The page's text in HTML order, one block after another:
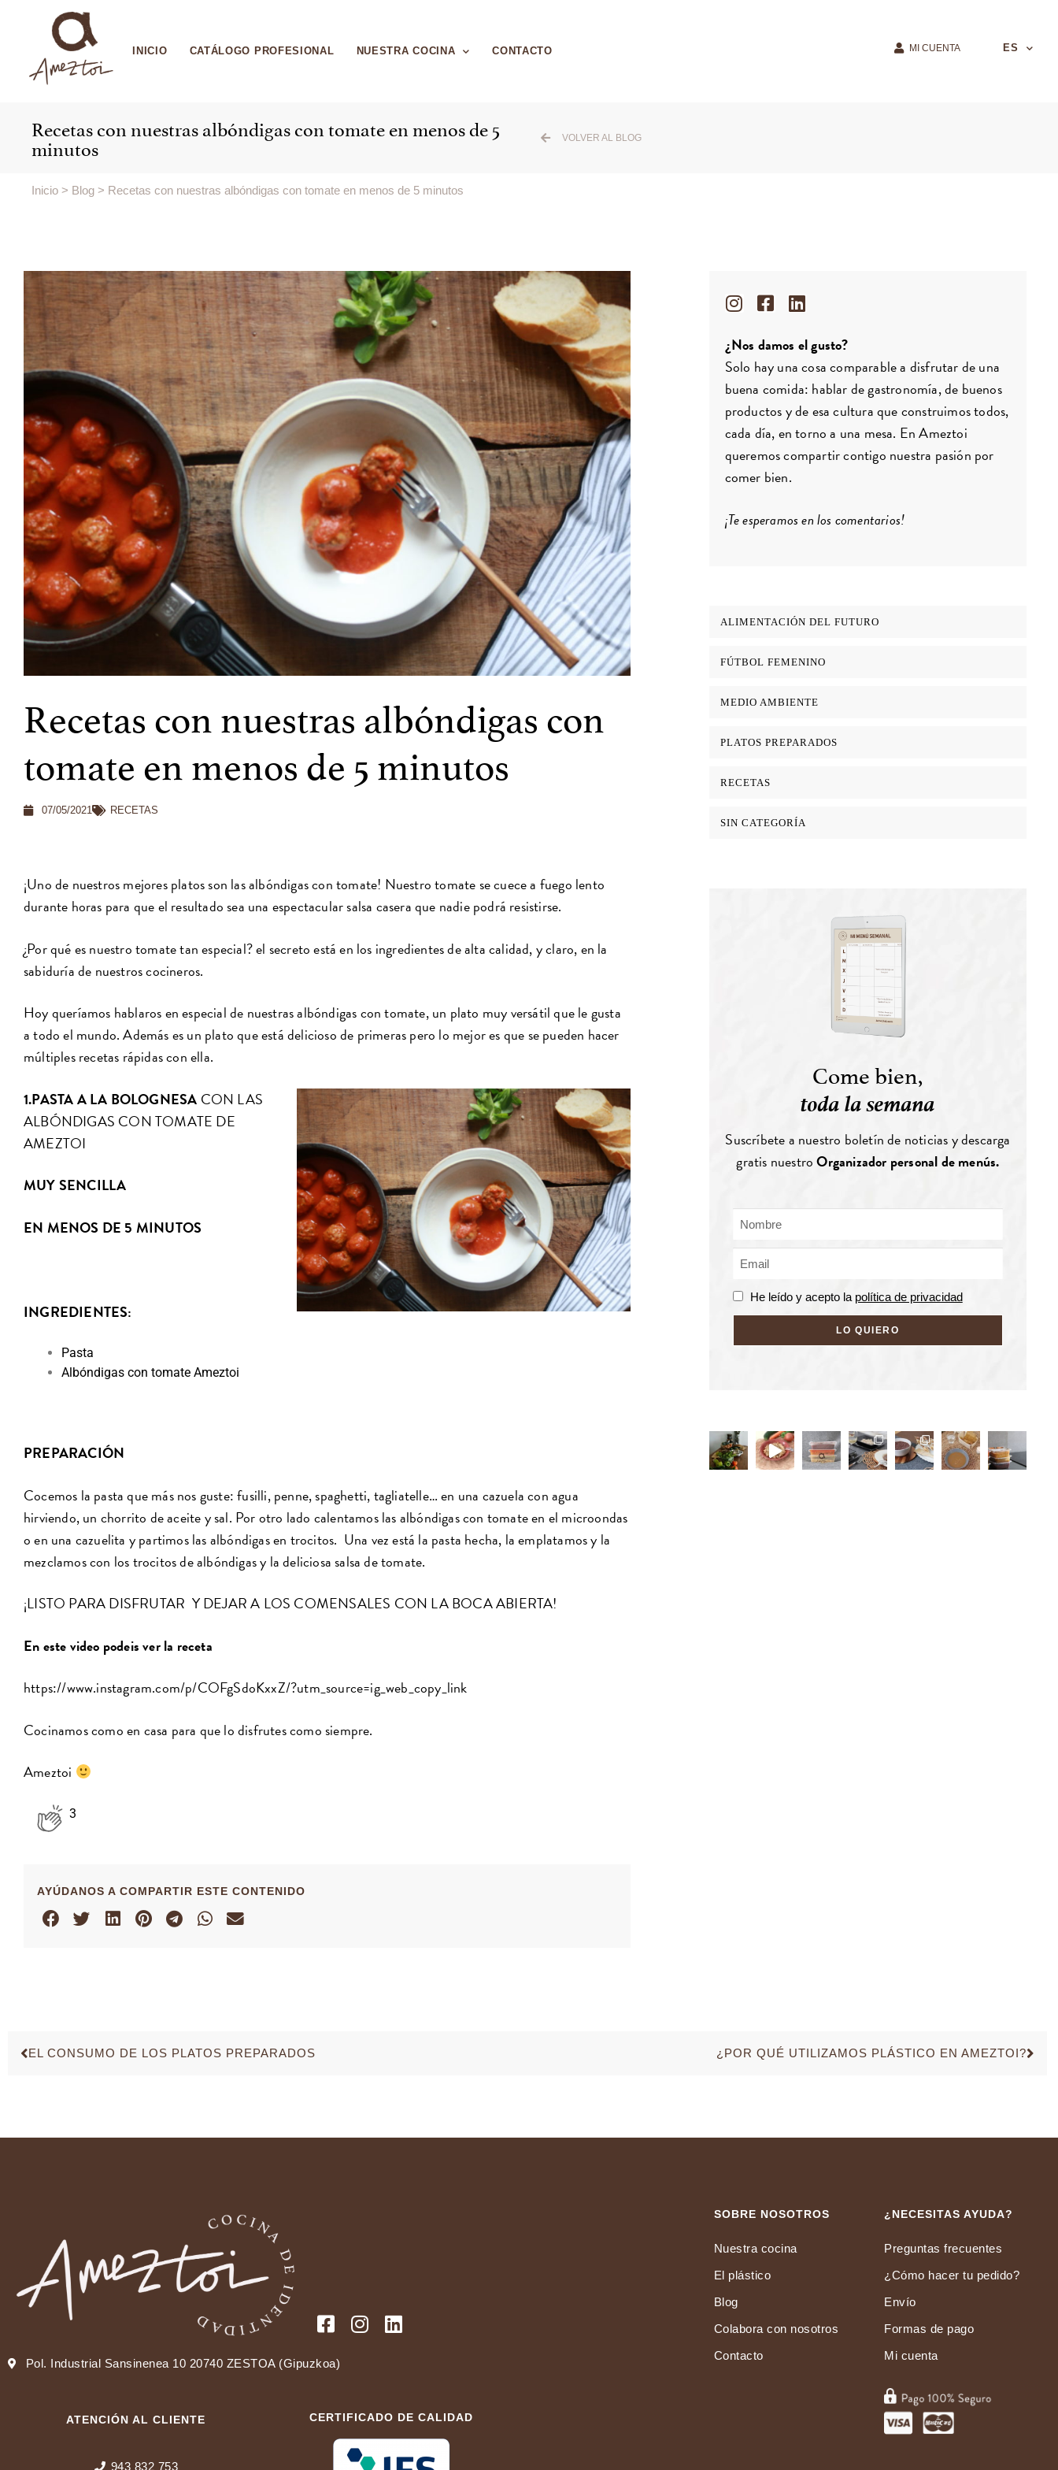
INICIO CATÁLOGO PROFESIONAL NUESTRA COCINA CONTACTO MI CUENTA ES
Recetas con nuestras albóndigas con tomate en menos de 5
minutos VOLVER AL BLOG
Inicio > Blog > Recetas con nuestras albóndigas con tomate en menos de 5 minutos
Recetas con nuestras albóndigas con
tomate en menos de 5 minutos
07/05/2021 RECETAS
¡Uno de nuestros mejores platos son las albóndigas con tomate! Nuestro tomate se cuece a fuego lento
durante horas para que el resultado sea una espectacular salsa casera que nadie podrá resistirse.
¿Por qué es nuestro tomate tan especial? el secreto está en los ingredientes de alta calidad, y claro, en la
sabiduría de nuestros cocineros.
Hoy queríamos hablaros en especial de nuestras albóndigas con tomate, un plato muy versátil que le gusta
a todo el mundo. Además es un plato que está delicioso de primeras pero lo mejor es que se pueden hacer
múltiples recetas rápidas con ella.
1.PASTA A LA BOLOGNESA CON LAS
ALBÓNDIGAS CON TOMATE DE
AMEZTOI
MUY SENCILLA
EN MENOS DE 5 MINUTOS
INGREDIENTES:
Pasta
Albóndigas con tomate Ameztoi
PREPARACIÓN
Cocemos la pasta que más nos guste: fusilli, penne, spaghetti, tagliatelle… en una cazuela con agua
hirviendo, un chorrito de aceite y sal. Por otro lado calentamos las albóndigas con tomate en el microondas
o en una cazuelita y partimos las albóndigas en trocitos. Una vez está la pasta hecha, la emplatamos y la
mezclamos con los trocitos de albóndigas y la deliciosa salsa de tomate.
¡LISTO PARA DISFRUTAR Y DEJAR A LOS COMENSALES CON LA BOCA ABIERTA!
En este video podeis ver la receta
https://www.instagram.com/p/COFgSdoKxxZ/?utm_source=ig_web_copy_link
Cocinamos como en casa para que lo disfrutes como siempre.
Ameztoi
3
AYÚDANOS A COMPARTIR ESTE CONTENIDO
¿Nos damos el gusto?
Solo hay una cosa comparable a disfrutar de una
buena comida: hablar de gastronomía, de buenos
productos y de esa cultura que construimos todos,
cada día, en torno a una mesa. En Ameztoi
queremos compartir contigo nuestra pasión por
comer bien.
¡Te esperamos en los comentarios!
ALIMENTACIÓN DEL FUTURO
FÚTBOL FEMENINO
MEDIO AMBIENTE
PLATOS PREPARADOS
RECETAS
SIN CATEGORÍA
Come bien,
toda la semana
Suscríbete a nuestro boletín de noticias y descarga
gratis nuestroOrganizador personal de menús.
He leído y acepto la política de privacidad
LO QUIERO
EL CONSUMO DE LOS PLATOS PREPARADOS ¿POR QUÉ UTILIZAMOS PLÁSTICO EN AMEZTOI?
Pol. Industrial Sansinenea 10 20740 ZESTOA (Gipuzkoa)
ATENCIÓN AL CLIENTE
943 832 753
CERTIFICADO DE CALIDAD
SOBRE NOSOTROS
Nuestra cocina
El plástico
Blog
Colabora con nosotros
Contacto
¿NECESITAS AYUDA?
Preguntas frecuentes
¿Cómo hacer tu pedido?
Envío
Formas de pago
Mi cuenta